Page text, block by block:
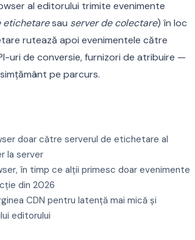
al editorului trimite evenimente
etichetaresau server de colectare) în loc
rutează apoi evenimentele către
uri de conversie, furnizori de atribuire —
pe parcurs.
doar către serverul de etichetare al
la server
în timp ce alții primesc doar evenimente
din 2026
CDN pentru latență mai mică și
editorului